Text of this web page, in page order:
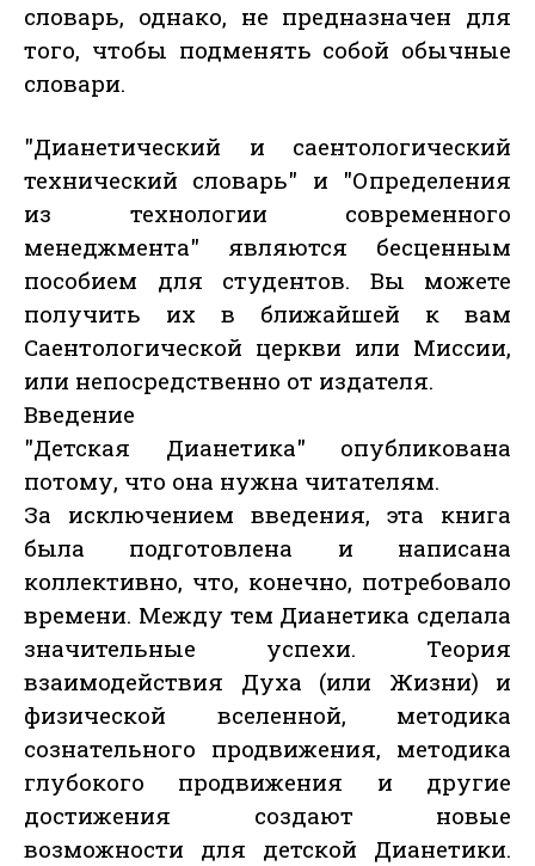
словарь, однако, не предназначен для
того, чтобы подменять собой обычные
словари.
"Дианетический и саентологический
технический словарь" и "Определения
из технологии современного
менеджмента" являются бесценным
пособием для студентов. Вы можете
получить их в ближайшей к вам
Саентологической церкви или Миссии,
или непосредственно от издателя.
Введение
"Детская Дианетика" опубликована
потому, что она нужна читателям.
За исключением введения, эта книга
была подготовлена и написана
коллективно, что, конечно, потребовало
времени. Между тем Дианетика сделала
значительные успехи. Теория
взаимодействия Духа (или Жизни) и
физической вселенной, методика
сознательного продвижения, методика
глубокого продвижения и другие
достижения создают новые
возможности для детской Дианетики.